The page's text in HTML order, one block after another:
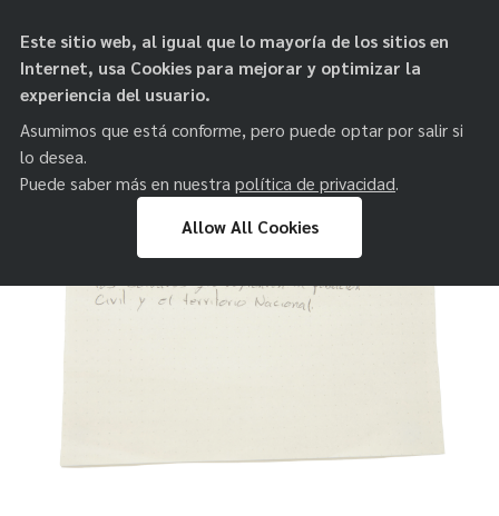
paz
Este sitio web, al igual que lo mayoría de los sitios en
Internet, usa Cookies para mejorar y optimizar la
experiencia del usuario.
Asumimos que está conforme, pero puede optar por salir si
lo desea.
Puede saber más en nuestra política de privacidad.
Allow All Cookies